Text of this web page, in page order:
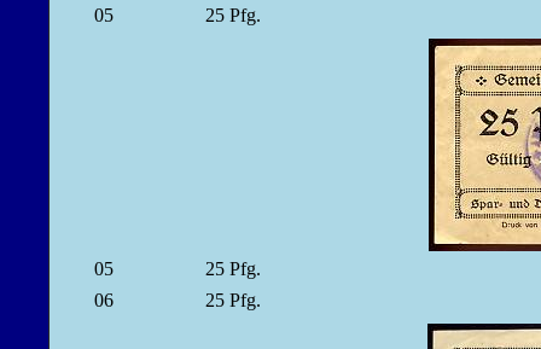
05
25 Pfg.
05 25 Pfg.
06
25 Pfg.